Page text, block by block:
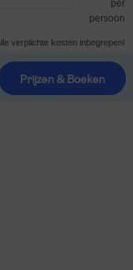
per
persoon
verplichte kosten inbegrepen!
Prijzen & Boeken